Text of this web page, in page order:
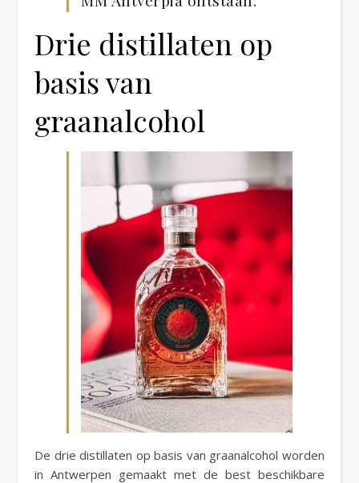
Drie distillaten op
basis van
graanalcohol
De drie distillaten op basis van graanalcohol worden
in Antwerpen gemaakt met de best beschikbare